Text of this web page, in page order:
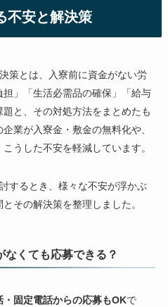
不安と解決策
策とは、入寮前に資金がない労
」「生活必需品の確保」「給与
と、その対処方法をまとめたも
業が入寮金・敷金の無料化や、
うした不安を軽減しています。
するとき、様々な不安が浮かぶ
その解決策を整理しました。
なくても応募できる？
・固定電話からの応募もOKで